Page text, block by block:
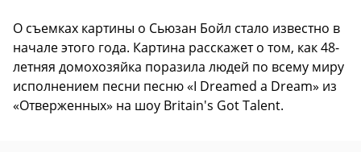
О съемках картины о Сьюзан Бойл стало известно в
начале этого года. Картина расскажет о том, как 48-
летняя домохозяйка поразила людей по всему миру
исполнением песни песню «I Dreamed a Dream» из
«Отверженных» на шоу Britain's Got Talent.